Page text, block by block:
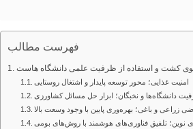
فهرست مطالب
الگوی کشت و استفاده از ظرفیت علمی دانشگاه‌ هاست
امنیت غذایی؛ محور توسعه پایدار و اشتغال روستایی
دانشگاه‌ها و نخبگان؛ ابزار حل مسائل کشاورزی
زراعی و باغی؛ بهره‌وری پایین با وجود وسعت بالا
نوین؛ تلفیق فناوری‌های هوشمند با روش‌های بومی